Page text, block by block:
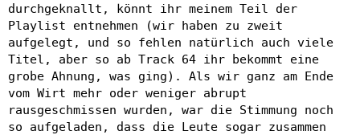
durchgeknallt, könnt ihr meinem Teil der
Playlist entnehmen (wir haben zu zweit
aufgelegt, und so fehlen natürlich auch viele
Titel, aber so ab Track 64 ihr bekommt eine
grobe Ahnung, was ging). Als wir ganz am Ende
vom Wirt mehr oder weniger abrupt
rausgeschmissen wurden, war die Stimmung noch
so aufgeladen, dass die Leute sogar zusammen